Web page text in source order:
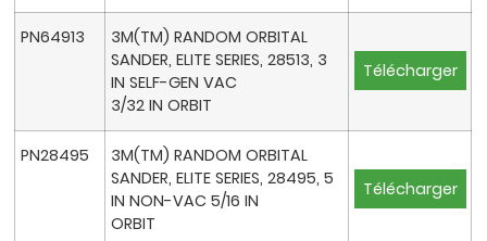
PN64913
3M(TM) RANDOM ORBITAL
SANDER, ELITE SERIES, 28513, 3
IN SELF-GEN VAC
3/32 IN ORBIT
Télécharger
PN28495
3M(TM) RANDOM ORBITAL
SANDER, ELITE SERIES, 28495, 5
IN NON-VAC 5/16 IN
ORBIT
Télécharger